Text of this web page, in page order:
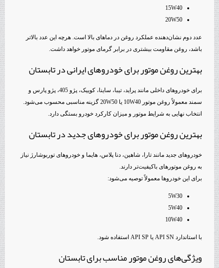
15W40
20W50
عدد دوم نشان‌دهنده عملکرد روغن در دماهای بالا است. هرچه این عدد بالاتر
باشد، روغن مقاومت بیشتری در برابر گرمای موتور خواهد داشت.
بهترین روغن موتور برای خودروهای ایرانی در تابستان
برای خودروهای داخلی مانند پراید، تیبا، ساینا، کوییک، پژو 405، پژو پارس و
سمند معمولاً روغن موتور 10W40 یا 20W50 گزینه مناسبی محسوب می‌شود.
انتخاب نهایی به شرایط موتور و میزان کارکرد خودرو بستگی دارد.
بهترین روغن موتور برای خودروهای جدید در تابستان
خودروهای جدید مانند تارا، شاهین، دنا پلاس، هایما و خودروهای توربوشارژ نیاز
به روغن موتورهای باکیفیت‌تر دارند.
برای این خودروها معمولاً توصیه می‌شود:
5W30
5W40
10W40
با استاندارد API SN یا API SP استفاده شود.
ویژگی‌های روغن موتور مناسب برای تابستان